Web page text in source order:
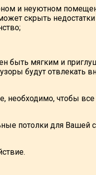
и неуютном
скрыть
быть мягким и
будут отвлекать
необходимо, чтобы
потолки для Вашей